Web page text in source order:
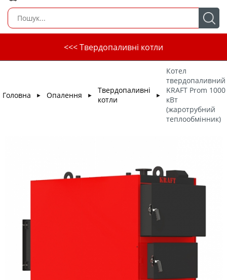
<<< Твердопаливні котли
Головна ► Опалення ►
Твердопаливні
котли
►
Котел
твердопаливний
KRAFT Prom 1000
кВт
(жаротрубний
теплообмінник)